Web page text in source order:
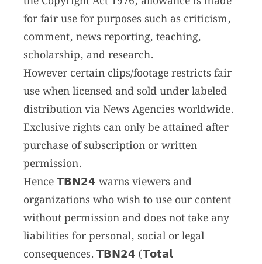
for fair use for purposes such as criticism,
comment, news reporting, teaching,
scholarship, and research.
However certain clips/footage restricts fair
use when licensed and sold under labeled
distribution via News Agencies worldwide.
Exclusive rights can only be attained after
purchase of subscription or written
permission.
Hence 𝗧𝗕𝗡𝟮𝟰 warns viewers and
organizations who wish to use our content
without permission and does not take any
liabilities for personal, social or legal
consequences. 𝗧𝗕𝗡𝟮𝟰 (𝗧𝗼𝘁𝗮𝗹